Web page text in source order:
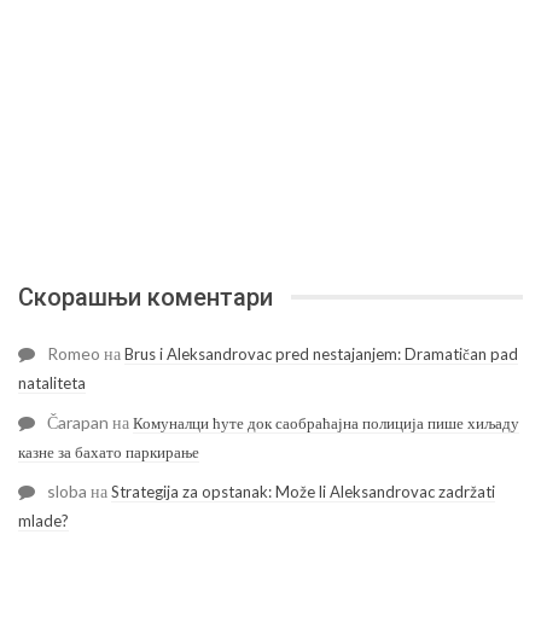
Скорашњи коментари
Romeo наBrus i Aleksandrovac pred nestajanjem: Dramatičan pad
nataliteta
Čarapan наКомуналци ћуте док саобраћајна полиција пише хиљаду
казне за бахато паркирање
sloba наStrategija za opstanak: Može li Aleksandrovac zadržati
mlade?